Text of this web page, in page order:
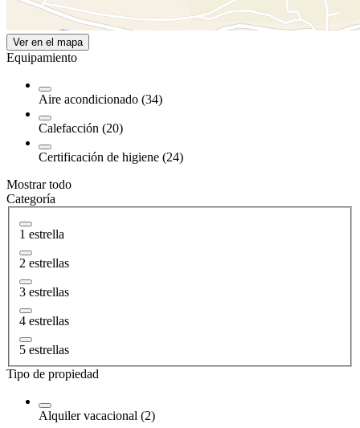
Ver en el mapa
Equipamiento
Aire acondicionado (34)
Calefacción (20)
Certificación de higiene (24)
Mostrar todo
Categoría
1 estrella
2 estrellas
3 estrellas
4 estrellas
5 estrellas
Tipo de propiedad
Alquiler vacacional (2)